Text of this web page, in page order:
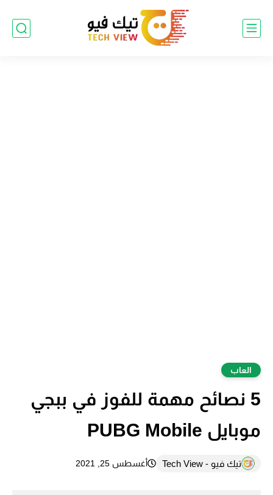
العاب
5 نصائح مهمة للفوز في ببجي
موبايل PUBG Mobile
تيك فيو - Tech View أغسطس 25, 2021